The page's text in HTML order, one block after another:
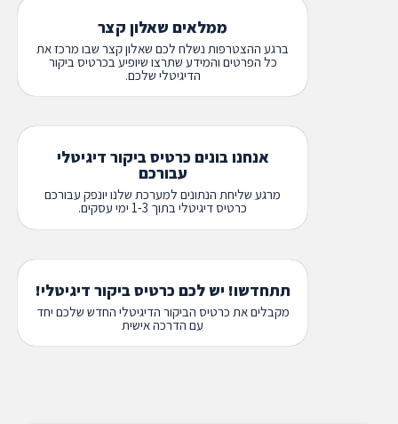
ממלאים שאלון קצר
ברגע ההצטרפות נשלח לכם שאלון קצר שבו מרכז את
כל הפרטים והמידע שתרצו שיופיע בכרטיס ביקור
הדיגיטלי שלכם.
אנחנו בונים כרטיס ביקור דיגיטלי
עבורכם
מרגע שליחת הנתונים למערכת שלנו יונפק עבורכם
כרטיס דיגיטלי בתוך 1-3 ימי עסקים.
תתחדשו! יש לכם כרטיס ביקור דיגיטלי!
מקבלים את כרטיס הביקור הדיגיטלי החדש שלכם יחד
עם הדרכה אישית